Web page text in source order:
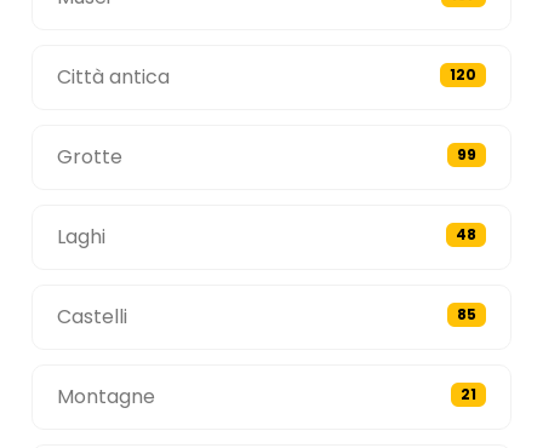
Città antica 120
Grotte 99
Laghi 48
Castelli 85
Montagne 21